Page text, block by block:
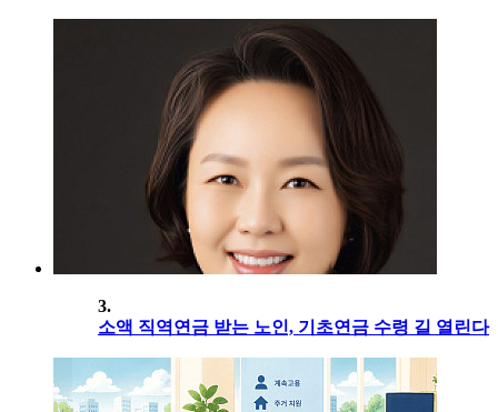
3.
소액 직역연금 받는 노인, 기초연금 수령 길 열린다